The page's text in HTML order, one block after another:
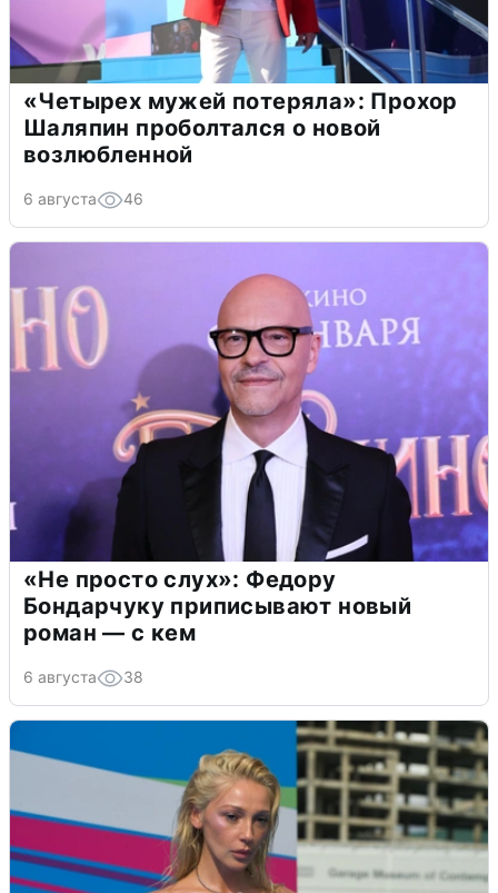
«Четырех мужей потеряла»: Прохор
Шаляпин проболтался о новой
возлюбленной
6 августа 46
«Не просто слух»: Федору
Бондарчуку приписывают новый
роман — с кем
6 августа 38